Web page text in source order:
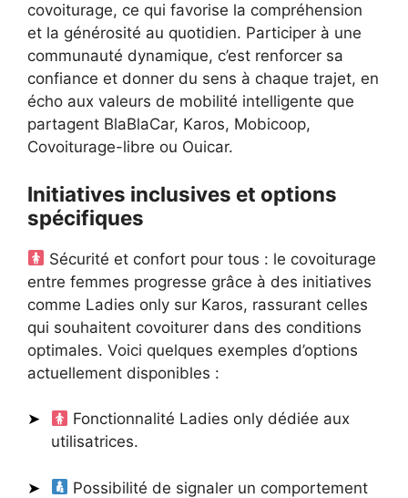
covoiturage, ce qui favorise la compréhension
et la générosité au quotidien. Participer à une
communauté dynamique, c’est renforcer sa
confiance et donner du sens à chaque trajet, en
écho aux valeurs de mobilité intelligente que
partagent BlaBlaCar, Karos, Mobicoop,
Covoiturage-libre ou Ouicar.
Initiatives inclusives et options
spécifiques
Sécurité et confort pour tous : le covoiturage
entre femmes progresse grâce à des initiatives
comme Ladies only sur Karos, rassurant celles
qui souhaitent covoiturer dans des conditions
optimales. Voici quelques exemples d’options
actuellement disponibles :
Fonctionnalité Ladies only dédiée aux
utilisatrices.
Possibilité de signaler un comportement